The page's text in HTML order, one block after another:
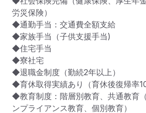
労災保険）
◆通勤手当：交通費全額支給
◆家族手当（子供支援手当)
◆住宅手当
◆寮社宅
◆退職金制度（勤続2年以上）
◆育休取得実績あり（育休後復帰率
◆教育制度：階層別教育、共通教育
ンプライアンス教育、個別教育）